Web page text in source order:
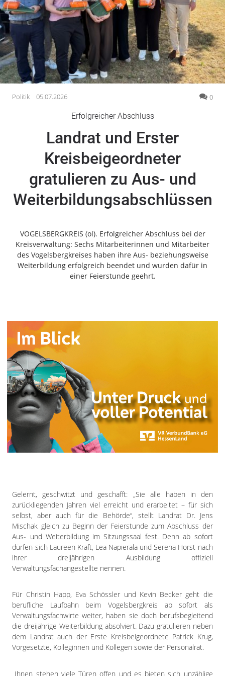
Gesundheit
Kultur
Lifestyle
Wirtschaft
Vogelsberg
Romrod
Homberg
Ohm
Schotten
Schlitz
Antrifttal
Freiensteinau
Gemünden
Grebenau
Grebenhain
Mücke
Schwalmtal
Ulrichstein
Wartenberg
Schwalm
Fulda
Gießen
Impressum
Politik 05.07.2026 0
Erfolgreicher Abschluss
Landrat und Erster
Kreisbeigeordneter
gratulieren zu Aus- und
Weiterbildungsabschlüssen
VOGELSBERGKREIS (ol). Erfolgreicher Abschluss bei der
Kreisverwaltung: Sechs Mitarbeiterinnen und Mitarbeiter
des Vogelsbergkreises haben ihre Aus- beziehungsweise
Weiterbildung erfolgreich beendet und wurden dafür in
einer Feierstunde geehrt.
Gelernt, geschwitzt und geschafft: „Sie alle haben in den
zurückliegenden Jahren viel erreicht und erarbeitet – für sich
selbst, aber auch für die Behörde“, stellt Landrat Dr. Jens
Mischak gleich zu Beginn der Feierstunde zum Abschluss der
Aus- und Weiterbildung im Sitzungssaal fest. Denn ab sofort
dürfen sich Laureen Kraft, Lea Napierala und Serena Horst nach
ihrer dreijährigen Ausbildung offiziell
Verwaltungsfachangestellte nennen.
Für Christin Happ, Eva Schössler und Kevin Becker geht die
berufliche Laufbahn beim Vogelsbergkreis ab sofort als
Verwaltungsfachwirte weiter, haben sie doch berufsbegleitend
die dreijährige Weiterbildung absolviert. Dazu gratulieren neben
dem Landrat auch der Erste Kreisbeigeordnete Patrick Krug,
Vorgesetzte, Kolleginnen und Kollegen sowie der Personalrat.
„Ihnen stehen viele Türen offen und es bieten sich unzählige